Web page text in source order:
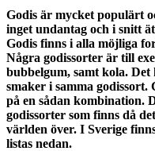
Godis är mycket populärt
inget undantag och i snitt
Godis finns i alla möjliga
Några godissorter är till
bubbelgum, samt kola.
smaker i samma
på en sådan kombination.
godissorter som finns då
världen över. I Sverige
listas nedan.